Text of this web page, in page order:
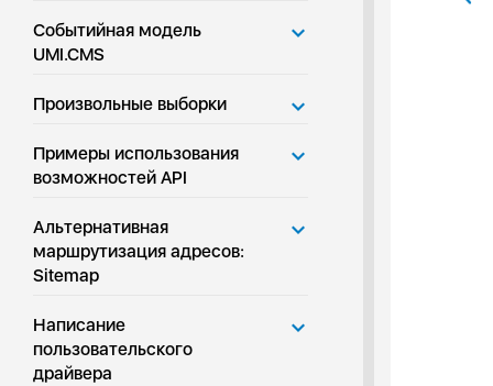
Событийная модель
UMI.CMS
Произвольные выборки
Примеры использования
возможностей API
Альтернативная
маршрутизация адресов:
Sitemap
Написание
пользовательского
драйвера